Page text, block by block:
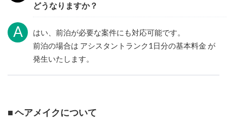
どうなりますか？
はい、前泊が必要な案件にも対応可能です。
前泊の場合は アシスタントランク1日分の基本料金 が
発生いたします。
■ ヘアメイクについて